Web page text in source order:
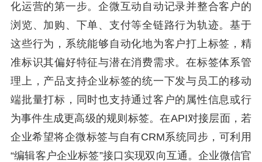
化运营的第一步。企微互动自动记录并整合客户的
浏览、加购、下单、支付等全链路行为轨迹。基于
这些行为，系统能够自动化地为客户打上标签，精
准标识其偏好特征与潜在消费需求。在标签体系管
理上，产品支持企业标签的统一下发与员工的移动
端批量打标，同时也支持通过客户的属性信息或行
为事件生成更高级的规则标签。在API对接层面，若
企业希望将企微标签与自有CRM系统同步，可利用
“编辑客户企业标签”接口实现双向互通。企业微信官